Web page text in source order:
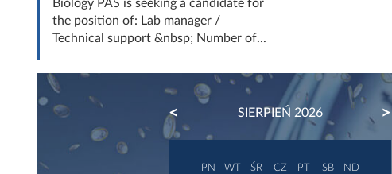
Biology PAS is seeking a candidate for
the position of: Lab manager /
Technical support &nbsp; Number of...
SIERPIEŃ 2026
PREVIOUS
PN WT ŚR CZ PT SB ND